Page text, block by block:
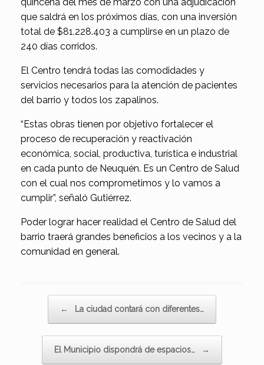
que saldrá en los próximos días, con una inversión
total de $81.228.403 a cumplirse en un plazo de
240 días corridos.
El Centro tendrá todas las comodidades y
servicios necesarios para la atención de pacientes
del barrio y todos los zapalinos.
“Estas obras tienen por objetivo fortalecer el
proceso de recuperación y reactivación
económica, social, productiva, turística e industrial
en cada punto de Neuquén. Es un Centro de Salud
con el cual nos comprometimos y lo vamos a
cumplir”, señaló Gutiérrez.
Poder lograr hacer realidad el Centro de Salud del
barrio traerá grandes beneficios a los vecinos y a la
comunidad en general.
← La ciudad contará con diferentes…
El Municipio dispondrá de espacios… →